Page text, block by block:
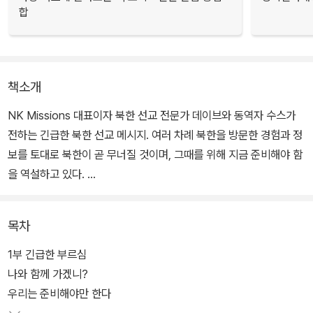
합
책소개
NK Missions 대표이자 북한 선교 전문가 데이브와 동역자 수스가
전하는 긴급한 북한 선교 메시지. 여러 차례 북한을 방문한 경험과 정
보를 토대로 북한이 곧 무너질 것이며, 그때를 위해 지금 준비해야 함
을 역설하고 있다.
일이며, 하나님께서 그들을 얼마나 사랑하시는지 깨닫는 데서 출발한
다. 특히 저자들은 의심 많던 ‘모세 세대’와 믿음으로 가나안 땅을 정
복한 ‘여호수아 세대’를 비교하면서, 북한 선교를 위해 우리에게 진정
필요한 것이 무엇인지 깨닫게 한다.
목차
1부 긴급한 부르심
나와 함께 가겠니?
우리는 준비해야만 한다